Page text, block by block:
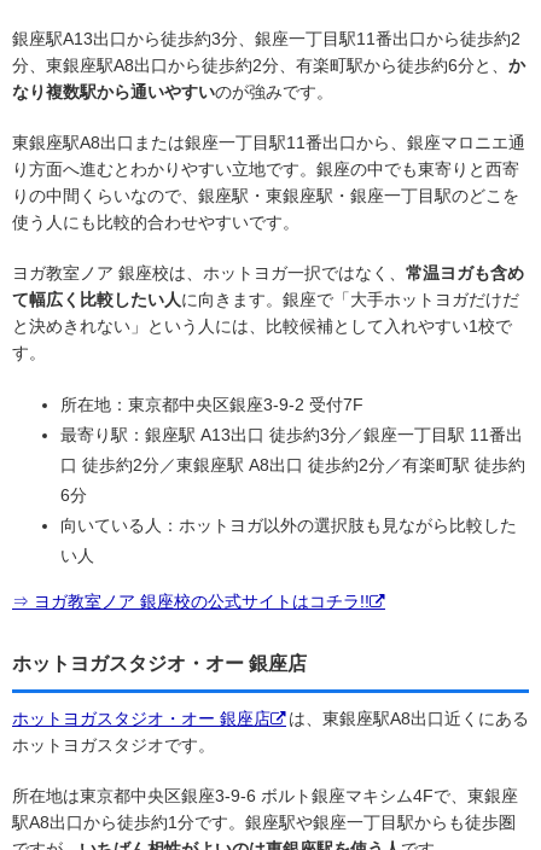
銀座駅A13出口から徒歩約3分、銀座一丁目駅11番出口から徒歩約2
分、東銀座駅A8出口から徒歩約2分、有楽町駅から徒歩約6分と、 か
なり複数駅から通いやすいのが強みです。
東銀座駅A8出口または銀座一丁目駅11番出口から、銀座マロニエ通
り方面へ進むとわかりやすい立地です。銀座の中でも東寄りと西寄
りの中間くらいなので、銀座駅・東銀座駅・銀座一丁目駅のどこを
使う人にも比較的合わせやすいです。
ヨガ教室ノア 銀座校は、ホットヨガ一択ではなく、 常温ヨガも含め
て幅広く比較したい人に向きます。銀座で「大手ホットヨガだけだ
と決めきれない」という人には、比較候補として入れやすい1校で
す。
所在地：東京都中央区銀座3-9-2 受付7F
最寄り駅：銀座駅 A13出口 徒歩約3分／銀座一丁目駅 11番出
口 徒歩約2分／東銀座駅 A8出口 徒歩約2分／有楽町駅 徒歩約
6分
向いている人：ホットヨガ以外の選択肢も見ながら比較した
い人
⇒ ヨガ教室ノア 銀座校の公式サイトはコチラ!!
ホットヨガスタジオ・オー 銀座店
ホットヨガスタジオ・オー 銀座店
は、東銀座駅A8出口近くにある
ホットヨガスタジオです。
所在地は東京都中央区銀座3-9-6 ボルト銀座マキシム4Fで、東銀座
駅A8出口から徒歩約1分です。銀座駅や銀座一丁目駅からも徒歩圏